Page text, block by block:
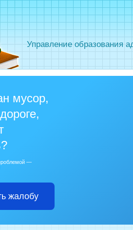
Управление образования
мусор,
—
жалобу